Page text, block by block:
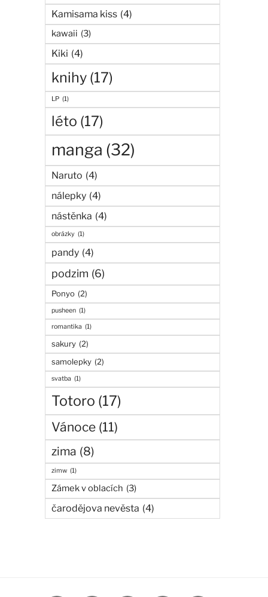
Kamisama kiss (4)
kawaii (3)
Kiki (4)
knihy (17)
LP (1)
léto (17)
manga (32)
Naruto (4)
nálepky (4)
nástěnka (4)
obrázky (1)
pandy (4)
podzim (6)
Ponyo (2)
pusheen (1)
romantika (1)
sakury (2)
samolepky (2)
svatba (1)
Totoro (17)
Vánoce (11)
zima (8)
zimw (1)
Zámek v oblacích (3)
čarodějova nevěsta (4)